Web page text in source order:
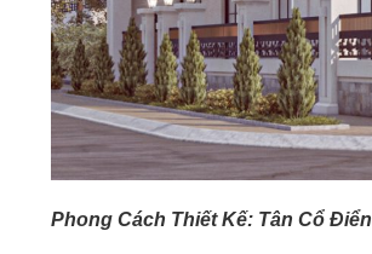
Phong Cách Thiết Kế: Tân Cổ Điển